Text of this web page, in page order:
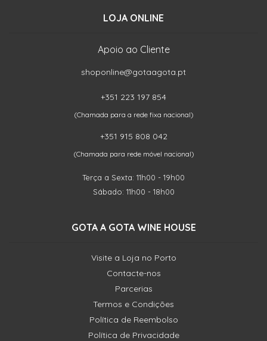
LOJA ONLINE
Apoio ao Cliente
shoponline@gotaagota.pt
+351 223 197 854
(Chamada para a rede fixa nacional)
+351 915 808 042
(Chamada para rede móvel nacional)
Terça a Sexta: 11h00 - 19h00
Sábado: 11h00 - 18h00
GOTA A GOTA WINE HOUSE
Visite a Loja no Porto
Contacte-nos
Parcerias
Termos e Condições
Política de Reembolso
Política de Privacidade